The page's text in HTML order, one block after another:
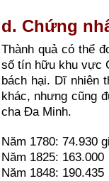
d. Chứng
Thành quả có thể
số tín hữu khu vực
bách hại. Dĩ nhiên
khác, nhưng cũng
cha Đa Minh.
Năm 1780: 74.930
Năm 1825: 163.000
Năm 1848: 190.435